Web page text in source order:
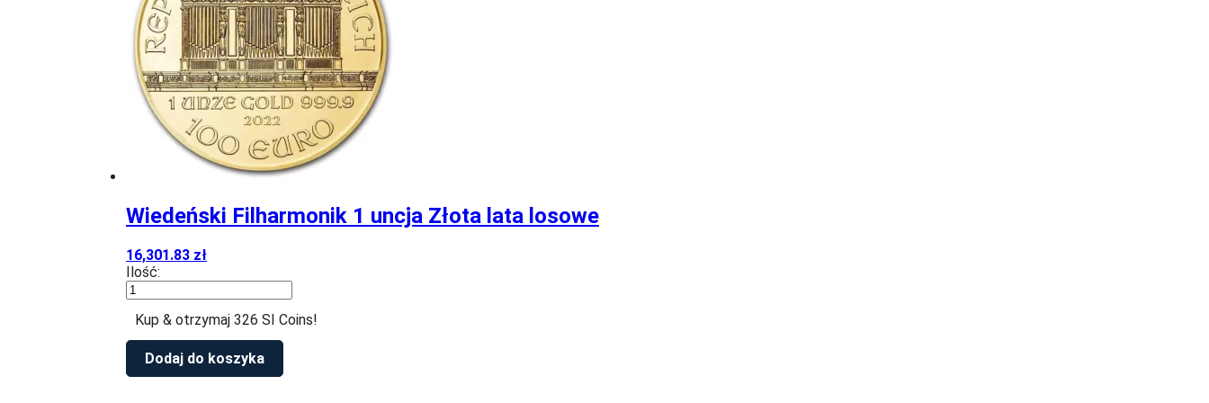
Wiedeński Filharmonik 1 uncja Złota lata losowe
16,301.83 zł
Ilość:
ilość
Wiedeński
Filharmonik
1
uncja
Złota
Kup & otrzymaj 326 SI Coins!
Dodaj do koszyka